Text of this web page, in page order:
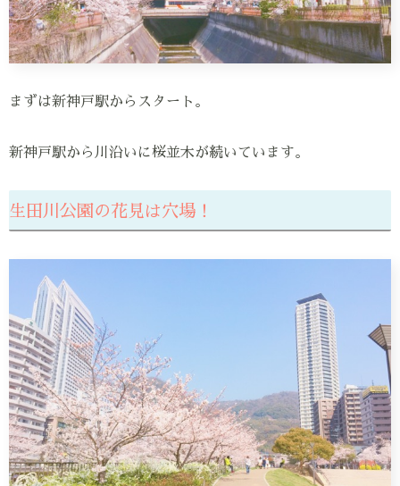
まずは新神戸駅からスタート。
新神戸駅から川沿いに桜並木が続いています。
生田川公園の花見は穴場！